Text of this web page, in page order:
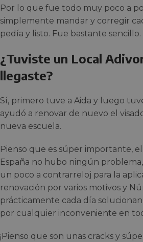
Por lo que fue todo muy poco a
simplemente mandar y corregir
pedía y listo. Fue bastante sencillo.
¿Tuviste un Local
llegaste?
Sí, primero tuve a Aida y luego
ayudó a renovar de nuevo el
nueva escuela.
Pienso que es súper importante,
España no hubo ningún
un poco a contrarreloj para la
renovación por varios motivos y
prácticamente cada día
por cualquier inconveniente en
¡Pienso que son unas cracks y